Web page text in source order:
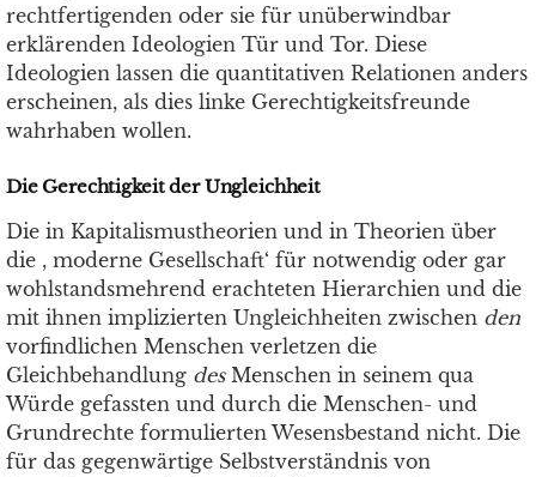
rechtfertigenden oder sie für unüberwindbar
erklärenden Ideologien Tür und Tor. Diese
Ideologien lassen die quantitativen Relationen anders
erscheinen, als dies linke Gerechtigkeitsfreunde
wahrhaben wollen.
Die Gerechtigkeit der Ungleichheit
Die in Kapitalismustheorien und in Theorien über
die , moderne Gesellschaft‘ für notwendig oder gar
wohlstandsmehrend erachteten Hierarchien und die
mit ihnen implizierten Ungleichheiten zwischen den
vorfindlichen Menschen verletzen die
Gleichbehandlung desMenschen in seinem qua
Würde gefassten und durch die Menschen- und
Grundrechte formulierten Wesensbestand nicht. Die
für das gegenwärtige Selbstverständnis von